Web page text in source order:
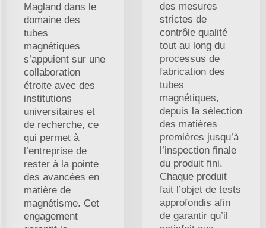
Magland dans le
domaine des
tubes
magnétiques
s’appuient sur une
collaboration
étroite avec des
institutions
universitaires et
de recherche, ce
qui permet à
l’entreprise de
rester à la pointe
des avancées en
matière de
magnétisme. Cet
engagement
des mesures
strictes de
contrôle qualité
tout au long du
processus de
fabrication des
tubes
magnétiques,
depuis la sélection
des matières
premières jusqu’à
l’inspection finale
du produit fini.
Chaque produit
fait l’objet de tests
approfondis afin
de garantir qu’il